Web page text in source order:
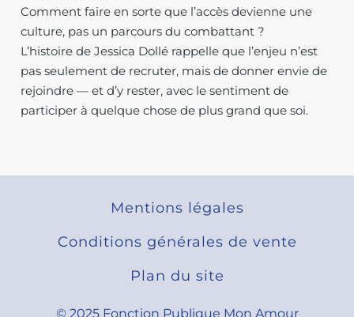
Comment faire en sorte que l’accès devienne une
culture, pas un parcours du combattant ?
L’histoire de Jessica Dollé rappelle que l’enjeu n’est
pas seulement de recruter, mais de donner envie de
rejoindre — et d’y rester, avec le sentiment de
participer à quelque chose de plus grand que soi.
Mentions légales
Conditions générales de vente
Plan du site
© 2025 Fonction Publique Mon Amour